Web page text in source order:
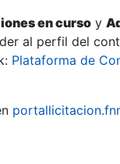
en curso y
al perfil del
Plataforma de